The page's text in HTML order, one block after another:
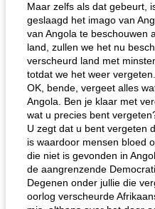
Maar zelfs als dat gebeurt,
geslaagd het imago van
van Angola te beschouwen
land, zullen we het nu
verscheurd land met
totdat we het weer vergeten.
OK, bende, vergeet alles
Angola. Ben je klaar met
wat u precies bent
U zegt dat u bent vergeten
is waardoor mensen bloed
die niet is gevonden in
de aangrenzende
Degenen onder jullie die
oorlog verscheurde